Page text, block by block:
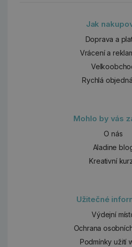
Jak
Doprava a
Vrácení a
Rychlá
Mohlo by vás
O nás
Aladine
Kreativní
Užitečné
Výdejní
Ochrana
Podmínky užití